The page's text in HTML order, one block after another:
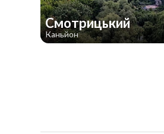
Смотрицький
Каньйон